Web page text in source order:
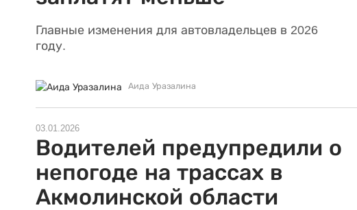
Главные изменения для автовладельцев в 2026
году.
Аида Уразалина
03.01.2026
Водителей предупредили о
непогоде на трассах в
Акмолинской области